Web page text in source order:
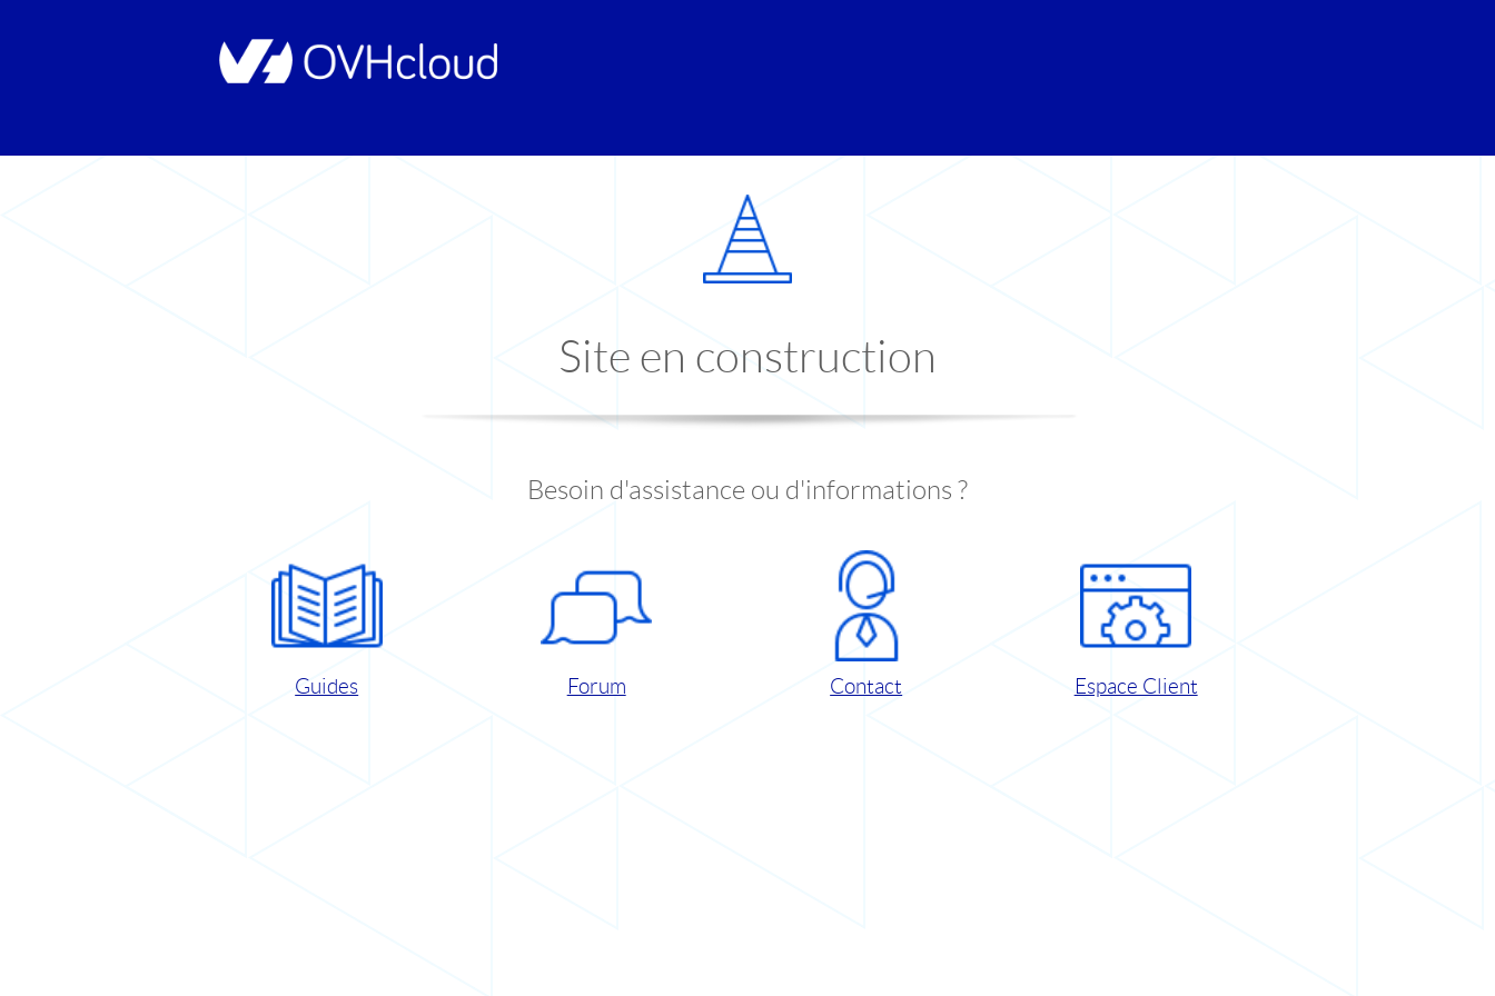
Site en construction
Besoin d'assistance ou d'informations ?
Guides Forum Contact Espace Client